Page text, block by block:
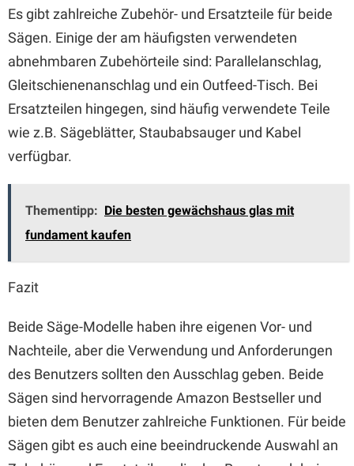
Es gibt zahlreiche Zubehör- und Ersatzteile für beide
Sägen. Einige der am häufigsten verwendeten
abnehmbaren Zubehörteile sind: Parallelanschlag,
Gleitschienenanschlag und ein Outfeed-Tisch. Bei
Ersatzteilen hingegen, sind häufig verwendete Teile
wie z.B. Sägeblätter, Staubabsauger und Kabel
verfügbar.
Thementipp: Die besten gewächshaus glas mit
fundament kaufen
Fazit
Beide Säge-Modelle haben ihre eigenen Vor- und
Nachteile, aber die Verwendung und Anforderungen
des Benutzers sollten den Ausschlag geben. Beide
Sägen sind hervorragende Amazon Bestseller und
bieten dem Benutzer zahlreiche Funktionen. Für beide
Sägen gibt es auch eine beeindruckende Auswahl an